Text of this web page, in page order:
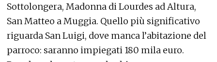
Sottolongera, Madonna di Lourdes ad Altura,
San Matteo a Muggia. Quello più significativo
riguarda San Luigi, dove manca l’abitazione del
parroco: saranno impiegati 180 mila euro.